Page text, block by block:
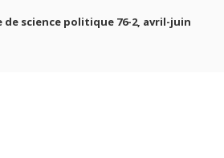
de science politique 76-2, avril-juin